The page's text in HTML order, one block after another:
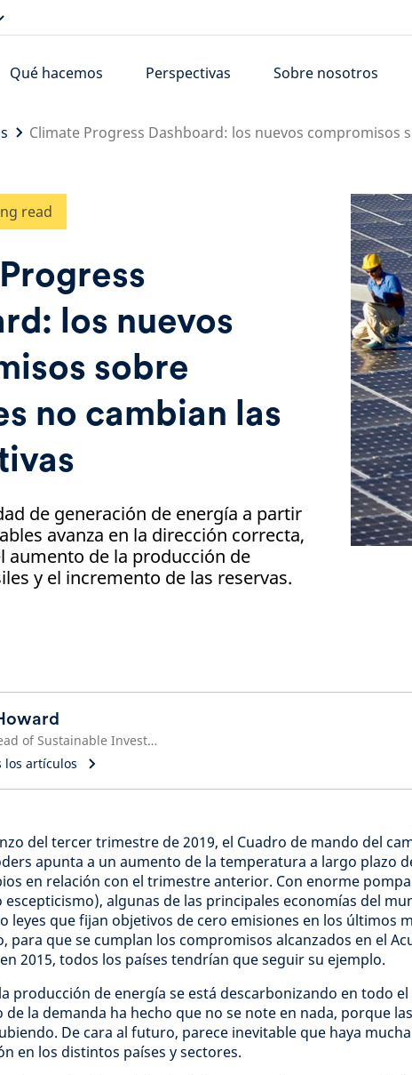
Qué hacemos Perspectivas Sobre nosotros
Climate Progress Dashboard: los nuevos compromisos
read
los nuevos
sobre
no cambian las
de generación de energía a partir
avanza en la dirección correcta,
aumento de la producción de
y el incremento de las reservas.
Global Head of Sustainable Investment
los artículos
del tercer trimestre de 2019, el Cuadro de mando del
apunta a un aumento de la temperatura a largo plazo
en relación con el trimestre anterior. Con enorme
escepticismo), algunas de las principales economías del
leyes que fijan objetivos de cero emisiones en los últimos
para que se cumplan los compromisos alcanzados en el
2015, todos los países tendrían que seguir su ejemplo.
producción de energía se está descarbonizando en todo
de la demanda ha hecho que no se note en nada, porque
De cara al futuro, parece inevitable que haya
en los distintos países y sectores.